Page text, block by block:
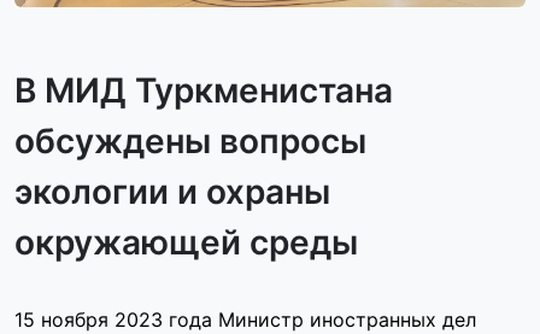
В МИД Туркменистана
обсуждены вопросы
экологии и охраны
окружающей среды
15 ноября 2023 года Министр иностранных дел